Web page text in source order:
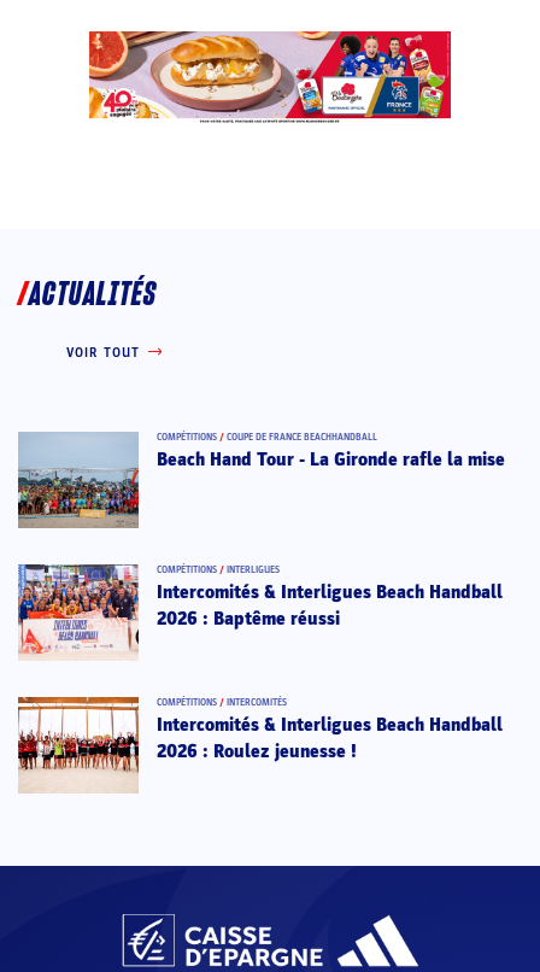
ACTUALITÉS
VOIR TOUT
COMPÉTITIONS / COUPE DE FRANCE BEACHHANDBALL
Beach Hand Tour - La Gironde rafle la mise
COMPÉTITIONS / INTERLIGUES
Intercomités & Interligues Beach Handball
2026 : Baptême réussi
COMPÉTITIONS / INTERCOMITÉS
Intercomités & Interligues Beach Handball
2026 : Roulez jeunesse !